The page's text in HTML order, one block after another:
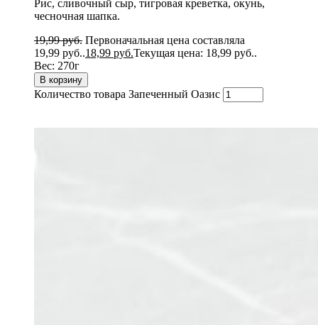
Рис, сливочный сыр, тигровая креветка, окунь,
чесночная шапка.
19,99руб. Первоначальная цена составляла
19,99 руб..18,99 руб.Текущая цена: 18,99 руб..
Вес: 270г
В корзину
Количество товара Запеченный Оазис